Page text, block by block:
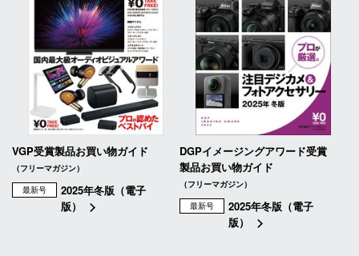
VGP受賞製品お買い物ガイド
（フリーマガジン）
最新号
2025年冬版（電子
版）
DGPイメージングアワード受賞
製品お買い物ガイド
（フリーマガジン）
最新号
2025年冬版（電子
版）